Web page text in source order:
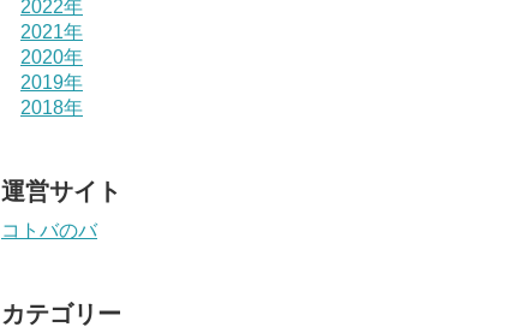
2022年
2021年
2020年
2019年
2018年
運営サイト
コトバのバ
カテゴリー